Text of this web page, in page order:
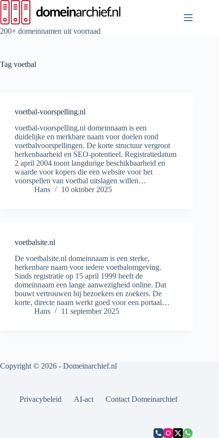
Ga
naar
de
inhoud
200+ domeinnamen uit voorraad
Tag voetbal
voetbal-voorspelling.nl
voetbal-voorspelling.nl domeinnaam is een
duidelijke en merkbare naam voor doelen rond
voetbalvoorspellingen. De korte structuur vergroot
herkenbaarheid en SEO-potentieel. Registratiedatum
2 april 2004 toont langdurige beschikbaarheid en
waarde voor kopers die een website voor het
voorspellen van voetbal uitslagen willen…
Hans
10 oktober 2025
voetbalsite.nl
De voetbalsite.nl domeinnaam is een sterke,
herkenbare naam voor iedere voetbalomgeving.
Sinds registratie op 15 april 1999 heeft de
domeinnaam een lange aanwezigheid online. Dat
bouwt vertrouwen bij bezoekers en zoekers. De
korte, directe naam werkt goed voor een portaal…
Hans
11 september 2025
Copyright © 2026 - Domeinarchief.nl
Privacybeleid AI-act Contact Domeinarchief